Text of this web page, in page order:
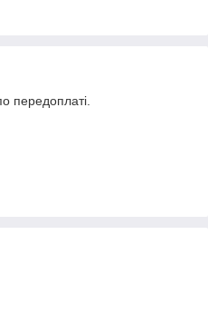
передоплаті.